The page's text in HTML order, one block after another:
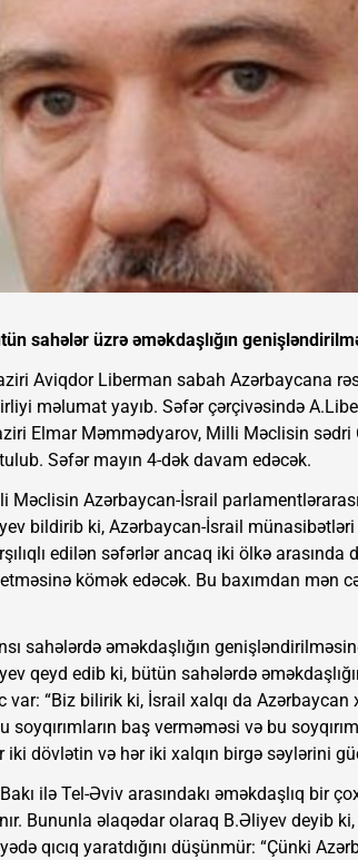
sahələr üzrə əməkdaşlığın
Aviqdor Liberman sabah Azərbaycana
məlumat yayıb. Səfər çərçivəsində
Elmar Məmmədyarov, Milli Məclisin sədri
Səfər mayın 4-dək davam edəcək.
Məclisin Azərbaycan-İsrail
bildirib ki, Azərbaycan-İsrail
edilən səfərlər ancaq iki ölkə
kömək edəcək. Bu baxımdan mən
sahələrdə əməkdaşlığın
qeyd edib ki, bütün sahələrdə
“Biz bilirik ki, İsrail xalqı da Azərbaycan
soyqırımların baş verməməsi və bu
iki dövlətin və hər iki xalqın birgə səylərini
ilə Tel-Əviv arasındakı əməkdaşlıq bir
Bununla əlaqədar olaraq B.Əliyev deyib
qıcıq yaratdığını düşünmür: “Çünki